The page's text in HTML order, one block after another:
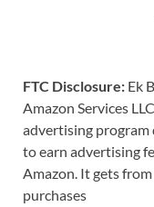
FTC Disclosure: Ek
Amazon Services
advertising program
to earn advertising
Amazon. It gets
purchases